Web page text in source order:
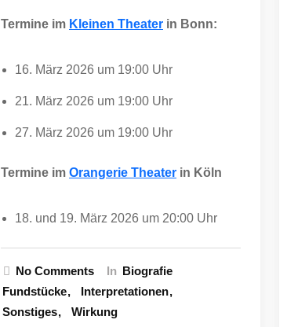
Termine im Kleinen Theater in Bonn:
16. März 2026 um 19:00 Uhr
21. März 2026 um 19:00 Uhr
27. März 2026 um 19:00 Uhr
Termine im Orangerie Theater in Köln
18. und 19. März 2026 um 20:00 Uhr
No Comments In Biografie
Fundstücke
Interpretationen
Sonstiges
Wirkung